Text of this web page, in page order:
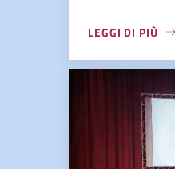
LEGGI DI PIÙ